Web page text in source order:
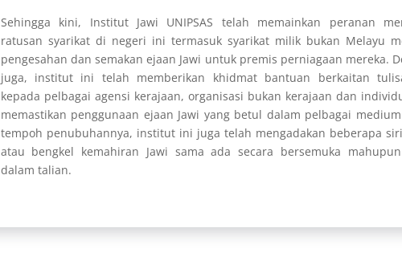
Sehingga kini, Institut Jawi UNIPSAS telah memainkan peranan
ratusan syarikat di negeri ini termasuk syarikat milik bukan Melayu
pengesahan dan semakan ejaan Jawi untuk premis perniagaan mereka.
juga, institut ini telah memberikan khidmat bantuan berkaitan
kepada pelbagai agensi kerajaan, organisasi bukan kerajaan dan
memastikan penggunaan ejaan Jawi yang betul dalam pelbagai
tempoh penubuhannya, institut ini juga telah mengadakan beberapa
atau bengkel kemahiran Jawi sama ada secara bersemuka
dalam talian.